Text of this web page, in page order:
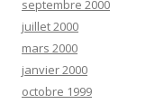
septembre 2000
juillet 2000
mars 2000
janvier 2000
octobre 1999